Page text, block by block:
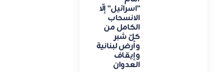
"اسرائيل" إلّا
الانسحاب
الكامل من
كلّ شبر
وأرض لبنانية
وإيقاف
العدوان